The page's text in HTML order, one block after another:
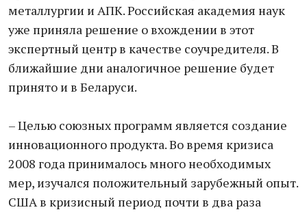
металлургии и АПК. Российская академия наук
уже приняла решение о вхождении в этот
экспертный центр в качестве соучредителя. В
ближайшие дни аналогичное решение будет
принято и в Беларуси.
– Целью союзных программ является создание
инновационного продукта. Во время кризиса
2008 года принималось много необходимых
мер, изучался положительный зарубежный опыт.
США в кризисный период почти в два раза